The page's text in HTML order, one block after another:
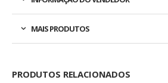
MAIS PRODUTOS
PRODUTOS RELACIONADOS